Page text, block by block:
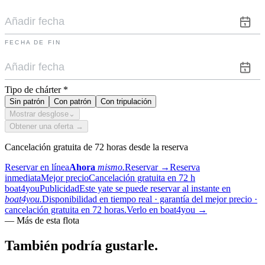
FECHA DE FIN
Tipo de chárter *
Sin patrón Con patrón
Con tripulación
Mostrar desglose ⌄
Obtener una oferta →
Cancelación gratuita de 72 horas desde la reserva
Reservar en líneaAhora mismo.Reservar →Reserva
inmediataMejor precioCancelación gratuita en 72 h
boat4youPublicidadEste yate se puede reservar al instante en
boat4you.Disponibilidad en tiempo real · garantía del mejor precio ·
cancelación gratuita en 72 horas.Verlo en boat4you →
— Más de esta flota
También podría gustarle.